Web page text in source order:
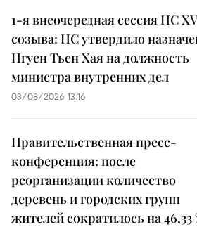
1-я внеочередная сессия НС
созыва: НС утвердило
Нгуен Тьен Хая на должность
министра внутренних дел
03/08/2026 13:16
Правительственная пресс-
конференция: после
реорганизации количество
деревень и городских групп
жителей сократилось на 46,33